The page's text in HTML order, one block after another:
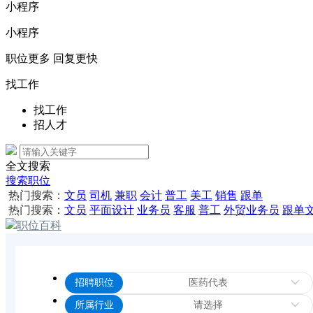
小程序
小程序
职位更多 回复更快
找工作
找工作
招人才
全文搜索
搜索职位
热门搜索： 文员 司机 兼职 会计 普工 美工 销售 跟单
热门搜索： 文员 平面设计 业务员 客服 普工 外贸业务员 跟单
职位百科
招聘职位 医药代表
所属行业 请选择